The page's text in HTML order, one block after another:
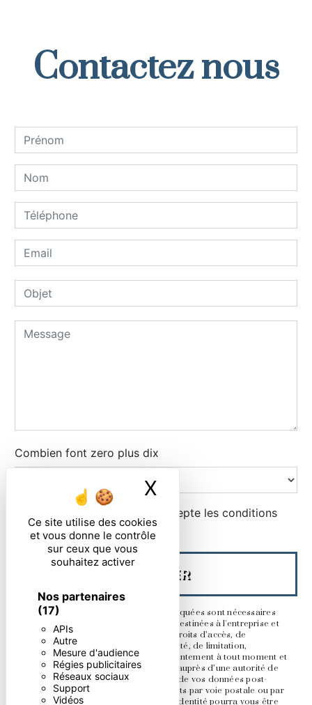
Ce site utilise des cookies
et vous donne le contrôle
sur ceux que vous
souhaitez activer
Nos partenaires
(17)
APIs
Autre
Mesure d'audience
Régies publicitaires
Réseaux sociaux
Support
Vidéos
X Masquer le
Contactez nous
Combien font zero plus dix
En cochant cette case, j'accepte les conditions
particulières ci-dessous **
ENVOYER
** Les données personnelles communiquées sont nécessaires
aux fins de vous contacter. Elles sont destinées à l'entreprise et
ses sous-traitants. Vous disposez de droits d’accès, de
rectification, d’effacement, de portabilité, de limitation,
d’opposition, de retrait de votre consentement à tout moment et
du droit d’introduire une réclamation auprès d’une autorité de
contrôle, ainsi que d’organiser le sort de vos données post-
mortem. Vous pouvez exercer ces droits par voie postale ou par
courrier électronique. Un justificatif d'identité pourra vous être